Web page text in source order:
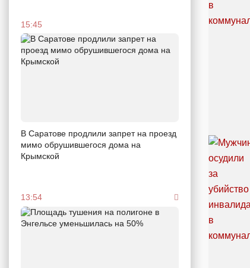
15:45
В Саратове продлили запрет на проезд
мимо обрушившегося дома на
Крымской
13:54